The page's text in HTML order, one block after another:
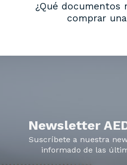
¿Qué documentos
comprar
Newsletter
Suscríbete a nuestra
informado de las